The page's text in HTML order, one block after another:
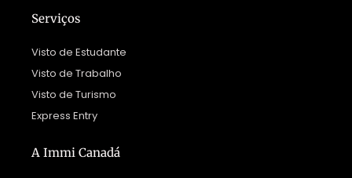
Serviços
Visto de Estudante
Visto de Trabalho
Visto de Turismo
Express Entry
A Immi Canadá